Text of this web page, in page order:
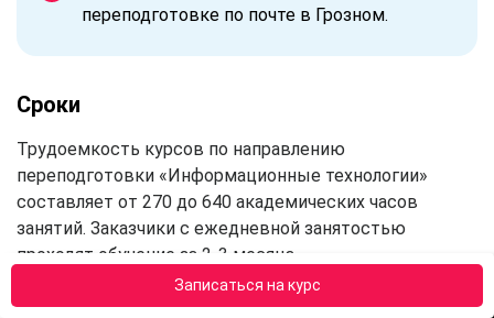
Записаться на курс
переподготовке по почте в Грозном.
Сроки
Трудоемкость курсов по направлению
переподготовки «Информационные технологии»
составляет от 270 до 640 академических часов
занятий. Заказчики с ежедневной занятостью
проходят обучение за 2-3 месяца.